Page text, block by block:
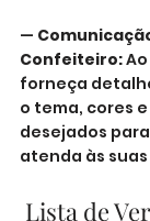
—
Confeiteiro:
forneça
o tema, cores
desejados
atenda às
Lista de